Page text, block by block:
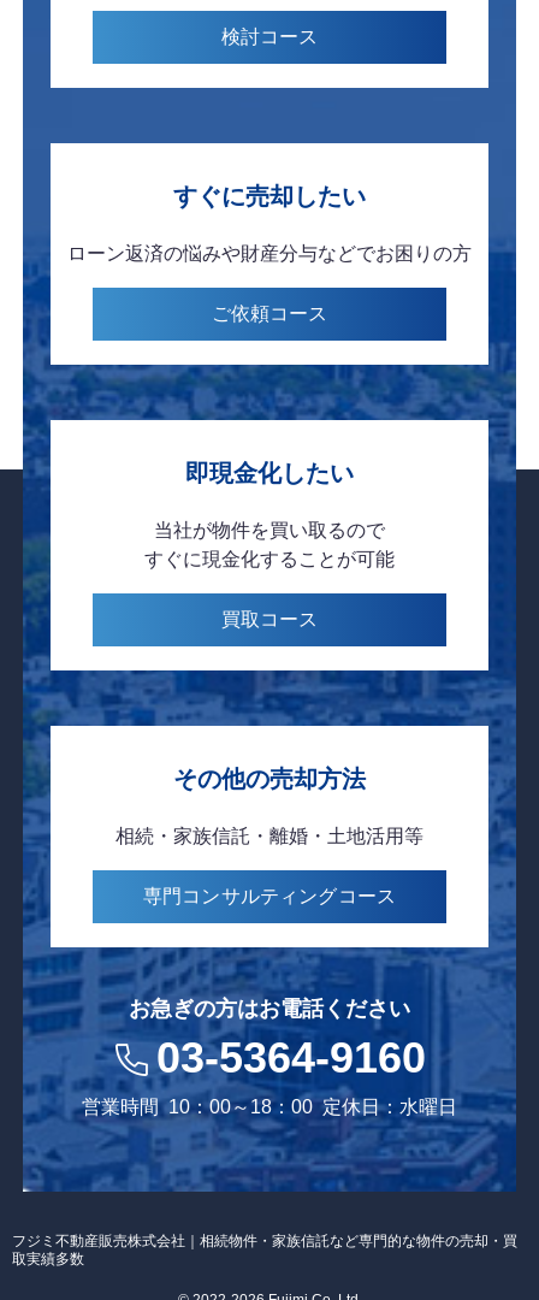
検討コース
すぐに売却したい
ローン返済の悩みや財産分与などでお困りの方
ご依頼コース
即現金化したい
当社が物件を買い取るので
すぐに現金化することが可能
買取 コース
その他の売却方法
相続・家族信託・離婚・土地活用等
専門コンサルティングコース
お急ぎの方はお電話ください
03-5364-9160
営業時間 10：00～18：00 定休日：水曜日
フジミ不動産販売株式会社｜相続物件・家族信託など専門的な物件の売却・買
取実績多数